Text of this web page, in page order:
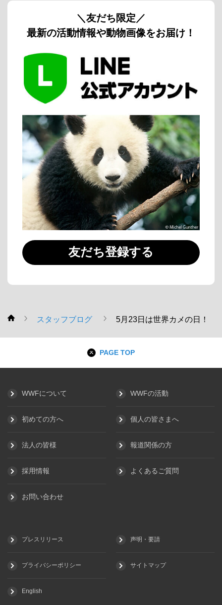
＼友だち限定／
最新の活動情報や動物画像をお届け！
友だち登録する
WWF スタッフブログ 5月23日は世界カメの日！
PAGE TOP
WWFについて WWFの活動
初めての方へ 個人の皆さまへ
法人の皆様 報道関係の方
採用情報 よくあるご質問
お問い合わせ
プレスリリース 声明・要請
プライバシーポリシー サイトマップ
English